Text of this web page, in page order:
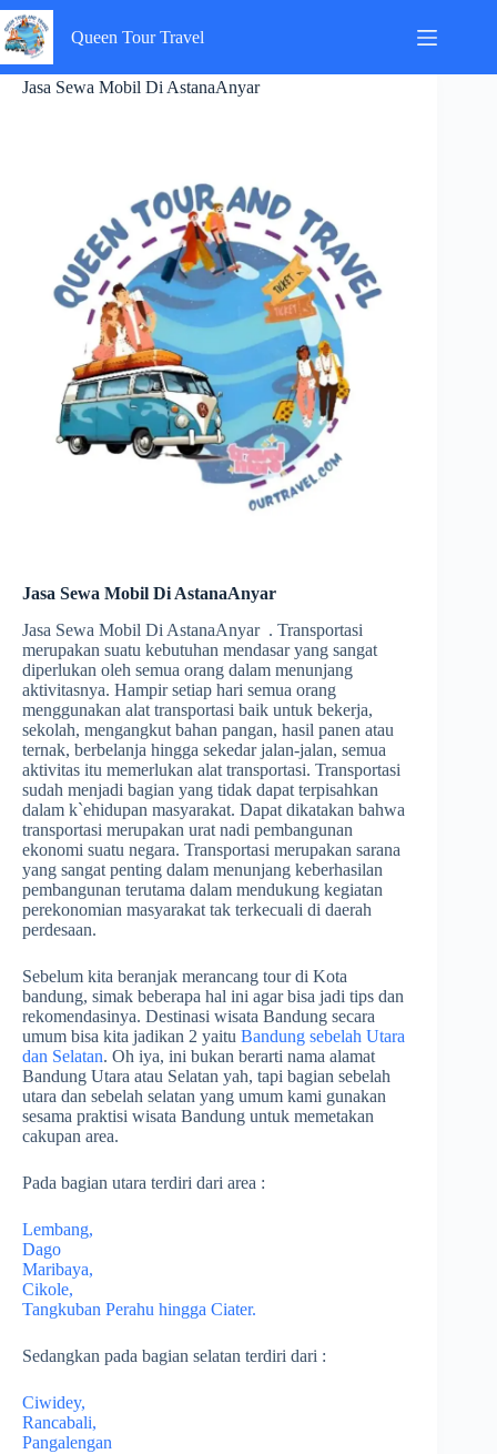
Skip
to
content
Queen Tour Travel
Jasa Sewa Mobil Di AstanaAnyar
Jasa Sewa Mobil Di AstanaAnyar
Jasa Sewa Mobil Di AstanaAnyar . Transportasi
merupakan suatu kebutuhan mendasar yang sangat
diperlukan oleh semua orang dalam menunjang
aktivitasnya. Hampir setiap hari semua orang
menggunakan alat transportasi baik untuk bekerja,
sekolah, mengangkut bahan pangan, hasil panen atau
ternak, berbelanja hingga sekedar jalan-jalan, semua
aktivitas itu memerlukan alat transportasi. Transportasi
sudah menjadi bagian yang tidak dapat terpisahkan
dalam k`ehidupan masyarakat. Dapat dikatakan bahwa
transportasi merupakan urat nadi pembangunan
ekonomi suatu negara. Transportasi merupakan sarana
yang sangat penting dalam menunjang keberhasilan
pembangunan terutama dalam mendukung kegiatan
perekonomian masyarakat tak terkecuali di daerah
perdesaan.
Sebelum kita beranjak merancang tour di Kota
bandung, simak beberapa hal ini agar bisa jadi tips dan
rekomendasinya. Destinasi wisata Bandung secara
umum bisa kita jadikan 2 yaitu Bandung sebelah Utara
dan Selatan. Oh iya, ini bukan berarti nama alamat
Bandung Utara atau Selatan yah, tapi bagian sebelah
utara dan sebelah selatan yang umum kami gunakan
sesama praktisi wisata Bandung untuk memetakan
cakupan area.
Pada bagian utara terdiri dari area :
Lembang,
Dago
Maribaya,
Cikole,
Tangkuban Perahu hingga Ciater.
Sedangkan pada bagian selatan terdiri dari :
Ciwidey,
Rancabali,
Pangalengan